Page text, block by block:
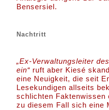
Bensersiel.
Nachtritt
„Ex-Verwaltungsleiter
ein“ ruft aber Kiesé
eine Neuigkeit, die seit
Lesekundigen allseits
schlichten Faktenwissen
zu diesem Fall sich eine